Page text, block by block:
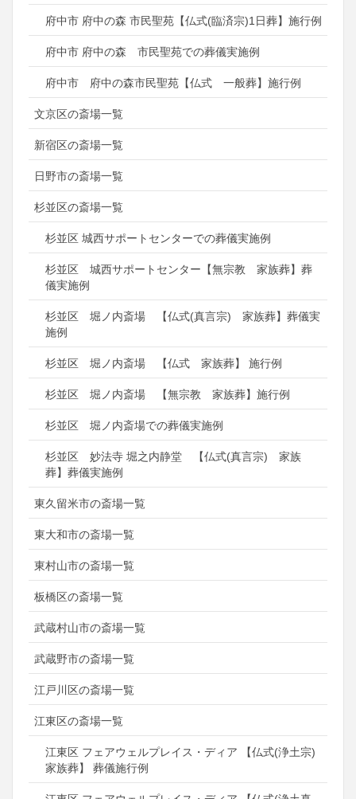
府中市 府中の森 市民聖苑【仏式(臨済宗)1日葬】施行例
府中市 府中の森 市民聖苑での葬儀実施例
府中市 府中の森市民聖苑【仏式 一般葬】施行例
文京区の斎場一覧
新宿区の斎場一覧
日野市の斎場一覧
杉並区の斎場一覧
杉並区 城西サポートセンターでの葬儀実施例
杉並区 城西サポートセンター【無宗教 家族葬】葬
儀実施例
杉並区 堀ノ内斎場 【仏式(真言宗) 家族葬】葬儀実
施例
杉並区 堀ノ内斎場 【仏式 家族葬】 施行例
杉並区 堀ノ内斎場 【無宗教 家族葬】施行例
杉並区 堀ノ内斎場での葬儀実施例
杉並区 妙法寺 堀之内静堂 【仏式(真言宗) 家族
葬】葬儀実施例
東久留米市の斎場一覧
東大和市の斎場一覧
東村山市の斎場一覧
板橋区の斎場一覧
武蔵村山市の斎場一覧
武蔵野市の斎場一覧
江戸川区の斎場一覧
江東区の斎場一覧
江東区 フェアウェルプレイス・ディア 【仏式(浄土宗)
家族葬】 葬儀施行例